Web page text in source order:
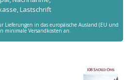
Lastschrift
in das europäische Ausland (EU und
minimale Versandkosten an.